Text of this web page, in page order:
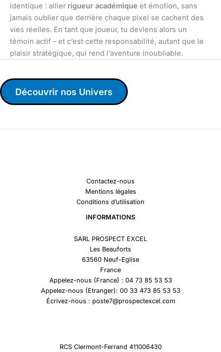
identique : allier rigueur académique et émotion, sans
jamais oublier que derrière chaque pixel se cachent des
vies réelles. En tant que joueur, tu deviens alors un
témoin actif – et c’est cette responsabilité, autant que le
plaisir stratégique, qui rend l’aventure inoubliable.
Découvrir nos Univers
Contactez-nous
Mentions légales
Conditions d’utilisation
INFORMATIONS
SARL PROSPECT EXCEL
Les Beauforts
63560 Neuf-Eglise
France
Appelez-nous (France) : 04 73 85 53 53
Appelez-nous (Etranger): 00 33 473 85 53 53
Écrivez-nous : poste7@prospectexcel.com
RCS Clermont-Ferrand 411006430